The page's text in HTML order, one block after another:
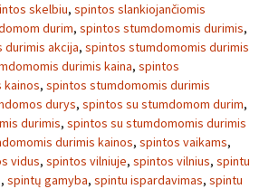
skelbiu, spintos slankiojančiomis
durim, spintos stumdomomis durimis,
akcija, spintos stumdomomis durimis
durimis kaina, spintos
kainos, spintos stumdomomis durimis
durys, spintos su stumdomom durim,
durimis, spintos su stumdomomis durimis
durimis kainos, spintos vaikams,
vidus, spintos vilniuje, spintos vilnius, spintu
, spintų gamyba, spintu ispardavimas, spintu